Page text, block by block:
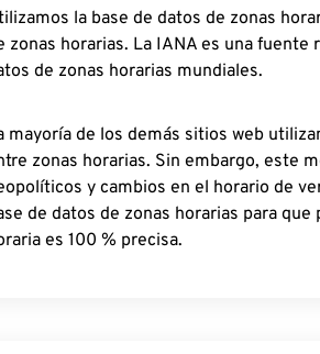
la base de datos de zonas
zonas horarias. La IANA es una
de zonas horarias mundiales.
mayoría de los demás sitios web
zonas horarias. Sin embargo, este
y cambios en el horario de
de datos de zonas horarias para
es 100 % precisa.